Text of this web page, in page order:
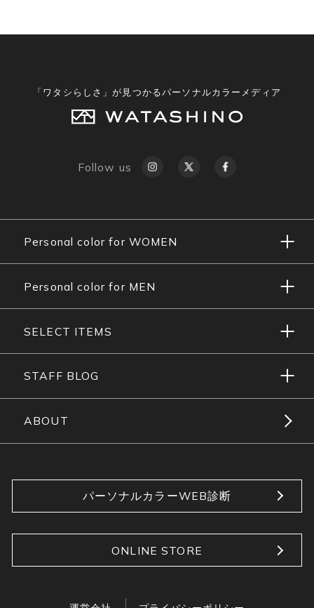
「ワタシらしさ」が見つかるパーソナルカラーメディア
Follow us
Personal color for WOMEN
Personal color for MEN
SELECT ITEMS
STAFF BLOG
ABOUT
パーソナルカラーWEB診断
ONLINE STORE